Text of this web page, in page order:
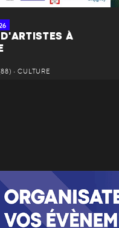
À
• CULTURE